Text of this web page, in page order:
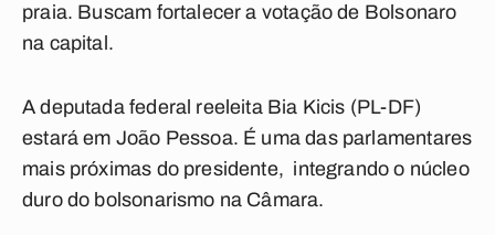
praia. Buscam fortalecer a votação de Bolsonaro
na capital.
A deputada federal reeleita Bia Kicis (PL-DF)
estará em João Pessoa. É uma das parlamentares
mais próximas do presidente, integrando o núcleo
duro do bolsonarismo na Câmara.